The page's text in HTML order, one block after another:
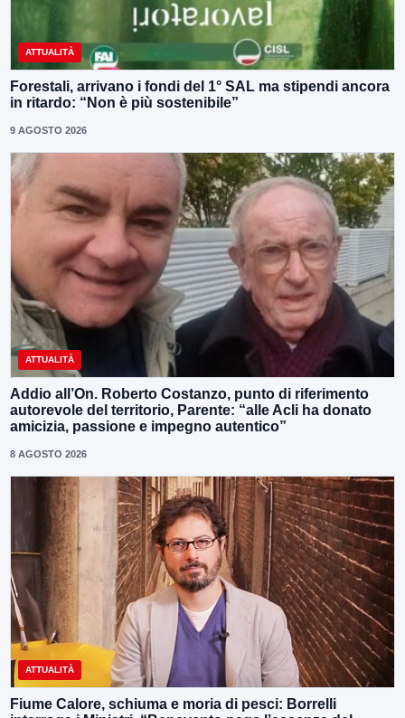
ATTUALITÀ
Forestali, arrivano i fondi del 1° SAL ma stipendi ancora
in ritardo: “Non è più sostenibile”
9 AGOSTO 2026
ATTUALITÀ
Addio all’On. Roberto Costanzo, punto di riferimento
autorevole del territorio, Parente: “alle Acli ha donato
amicizia, passione e impegno autentico”
8 AGOSTO 2026
ATTUALITÀ
Fiume Calore, schiuma e moria di pesci: Borrelli